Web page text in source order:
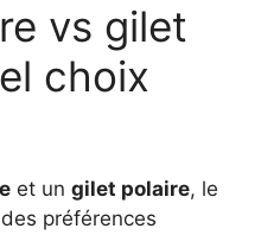
vs gilet
choix
et un gilet polaire, le
préférences